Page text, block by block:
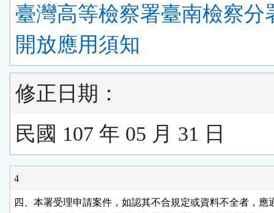
臺灣高等檢察署臺南檢察分
開放應用須知
修正日期：
民國 107 年 05 月 31 日
4
四、本署受理申請案件，如認其不合規定或資料不全者，應